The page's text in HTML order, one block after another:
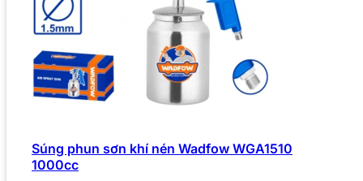
Súng phun sơn khí nén Wadfow WGA1510
1000cc